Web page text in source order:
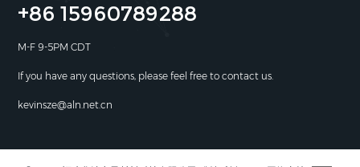
+86 15960789288
M-F 9-5PM CDT
If you have any questions, please feel free to contact us.
kevinsze@aln.net.cn